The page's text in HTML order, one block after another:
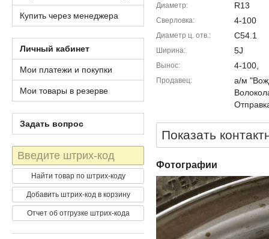
Диаметр R13
Сверловка 4-100
Диаметр ц. отв. C54.1
Ширина 5J
Вынос 4-100,
Продавец
а/м
Показать
Фотографии
Купить через менеджера
Личный кабинет
Мои платежи и покупки
Мои товары в резерве
Задать вопрос
Штрих-
код
Найти товар по штрих-коду
Добавить штрих-код в корзину
Отчет об отгрузке штрих-кода